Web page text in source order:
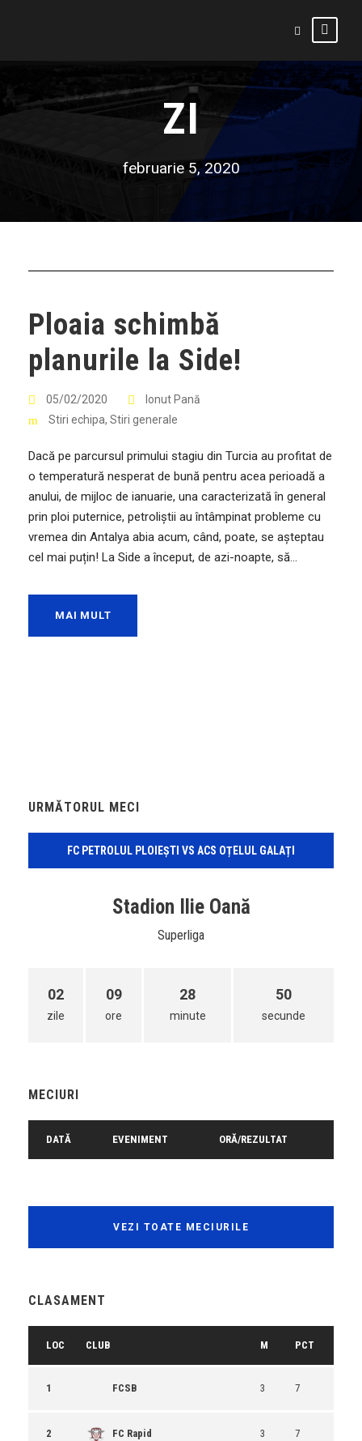
ZI
februarie 5, 2020
Ploaia schimbă
planurile la Side!
05/02/2020
Ionut Pană
Stiri echipa, Stiri generale
Dacă pe parcursul primului stagiu din Turcia au profitat de
o temperatură nesperat de bună pentru acea perioadă a
anului, de mijloc de ianuarie, una caracterizată în general
prin ploi puternice, petroliștii au întâmpinat probleme cu
vremea din Antalya abia acum, când, poate, se așteptau
cel mai puțin! La Side a început, de azi-noapte, să...
MAI MULT
URMĂTORUL MECI
FC PETROLUL PLOIEȘTI VS ACS OȚELUL GALAȚI
Stadion Ilie Oană
Superliga
02
zile
09
ore
28
minute
50
secunde
MECIURI
DATĂ EVENIMENT ORĂ/REZULTAT
VEZI TOATE MECIURILE
CLASAMENT
LOC CLUB M PCT
1 FCSB 3 7
2 FC Rapid 3 7